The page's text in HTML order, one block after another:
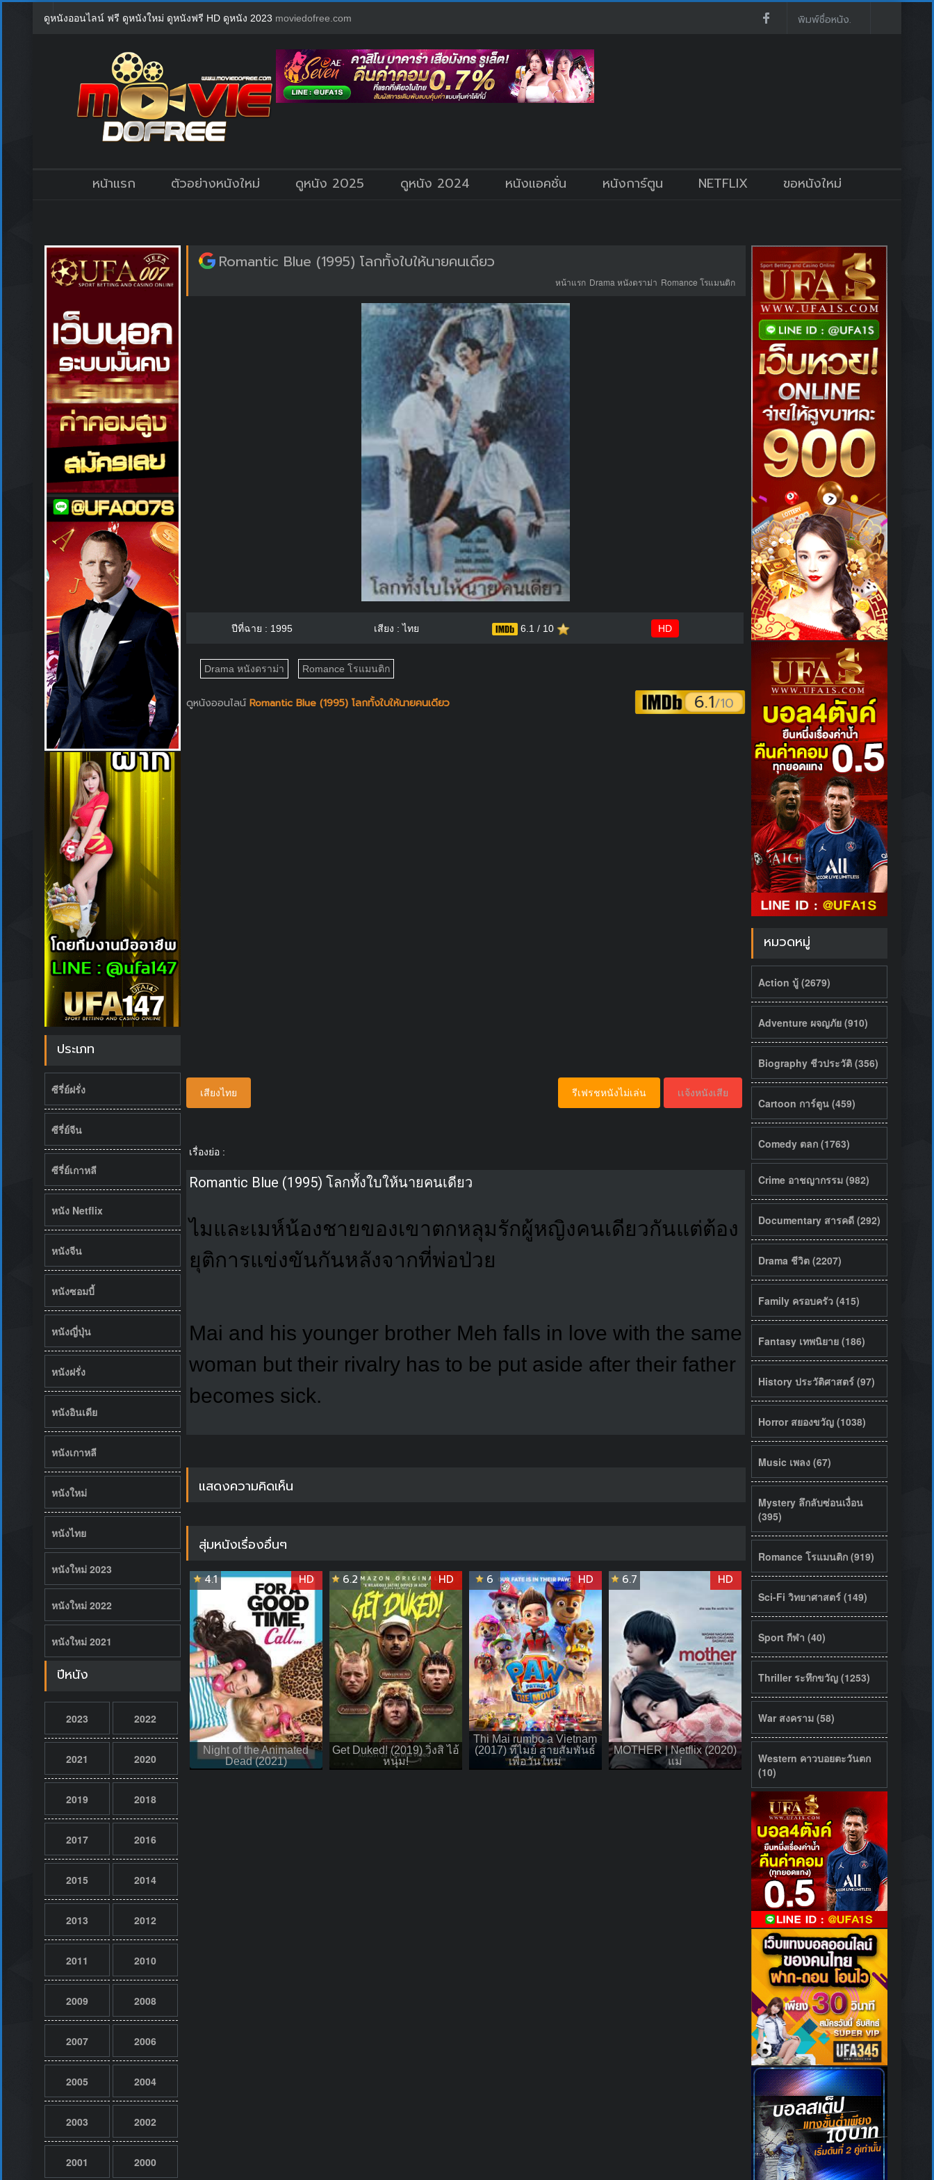
ดูหนังออนไลน์ ฟรี ดูหนังใหม่ ดูหนังฟรี HD ดูหนัง 2023 moviedofree.com
หน้าแรก ตัวอย่างหนังใหม่ ดูหนัง 2025 ดูหนัง 2024 หนังแอคชั่น หนังการ์ตูน NETFLIX ขอหนังใหม่
ประเภท
ซีรี่ย์ฝรั่ง
ซีรี่ย์จีน
ซีรี่ย์เกาหลี
หนัง Netflix
หนังจีน
หนังซอมบี้
หนังญี่ปุ่น
หนังฝรั่ง
หนังอินเดีย
หนังเกาหลี
หนังใหม่
หนังไทย
หนังใหม่ 2023
หนังใหม่ 2022
หนังใหม่ 2021
ปีหนัง
2023 2022
2021 2020
2019 2018
2017 2016
2015 2014
2013 2012
2011 2010
2009 2008
2007 2006
2005 2004
2003 2002
2001 2000
Romantic Blue (1995) โลกทั้งใบให้นายคนเดียว
หน้าแรก Drama หนังดราม่า Romance โรแมนติก
ปีที่ฉาย : 1995 เสียง : ไทย 6.1 / 10 HD
Drama หนังดราม่า Romance โรแมนติก
ดูหนังออนไลน์Romantic Blue (1995) โลกทั้งใบให้นายคนเดียว 6.1/10
เสียงไทย เเจ้งหนังเสีย
รีเฟรชหนังไม่เล่น
เรื่องย่อ :
Romantic Blue (1995) โลกทั้งใบให้นายคนเดียว
ไมและเมห์น้องชายของเขาตกหลุมรักผู้หญิงคนเดียวกันแต่ต้อง
ยุติการแข่งขันกันหลังจากที่พ่อป่วย
Mai and his younger brother Meh falls in love with the same
woman but their rivalry has to be put aside after their father
becomes sick.
แสดงความคิดเห็น
สุ่มหนังเรื่องอื่นๆ
Night of the Animated
Dead (2021)
4.1 HD
Get Duked! (2019) วิ่งสิ ไอ้
หนุ่ม!
6.2 HD
Thi Mai rumbo a Vietnam
(2017) ทีไมย์ สายสัมพันธ์
เพื่อวันใหม่
6 HD
MOTHER | Netflix (2020)
แม่
6.7 HD
หมวดหมู่
Action บู้ (2679)
Adventure ผจญภัย (910)
Biography ชีวประวัติ (356)
Cartoon การ์ตูน (459)
Comedy ตลก (1763)
Crime อาชญากรรม (982)
Documentary สารคดี (292)
Drama ชีวิต (2207)
Family ครอบครัว (415)
Fantasy เทพนิยาย (186)
History ประวัติศาสตร์ (97)
Horror สยองขวัญ (1038)
Music เพลง (67)
Mystery ลึกลับซ่อนเงื่อน
(395)
Romance โรแมนติก (919)
Sci-Fi วิทยาศาสตร์ (149)
Sport กีฬา (40)
Thriller ระทึกขวัญ (1253)
War สงคราม (58)
Western คาวบอยตะวันตก
(10)